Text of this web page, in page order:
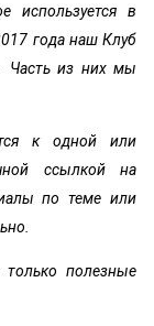
используется в
года наш Клуб
Часть из них мы
к одной или
ссылкой на
по теме или
только полезные